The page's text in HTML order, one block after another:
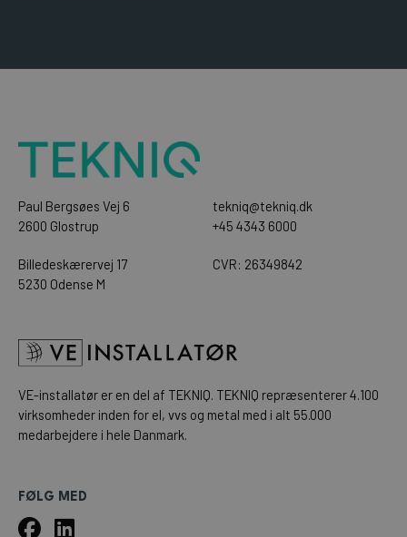
Paul Bergsøes Vej 6
2600 Glostrup
Billedeskærervej 17
5230 Odense M
tekniq@tekniq.dk
+45 4343 6000
CVR: 26349842
VE-installatør er en del af TEKNIQ. TEKNIQ repræsenterer 4.100
virksomheder inden for el, vvs og metal med i alt 55.000
medarbejdere i hele Danmark.
FØLG MED